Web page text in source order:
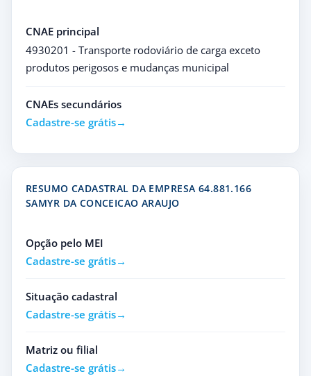
CNAE principal
4930201 - Transporte rodoviário de carga exceto
produtos perigosos e mudanças municipal
CNAEs secundários
Cadastre-se grátis
RESUMO CADASTRAL DA EMPRESA 64.881.166
SAMYR DA CONCEICAO ARAUJO
Opção pelo MEI
Cadastre-se grátis
Situação cadastral
Cadastre-se grátis
Matriz ou filial
Cadastre-se grátis